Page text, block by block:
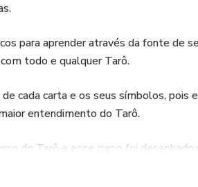
para aprender através da fonte de
todo e qualquer Tarô.
cada carta e os seus símbolos, pois
entendimento do Tarô.
do Tarô e esse curso foi desenhado